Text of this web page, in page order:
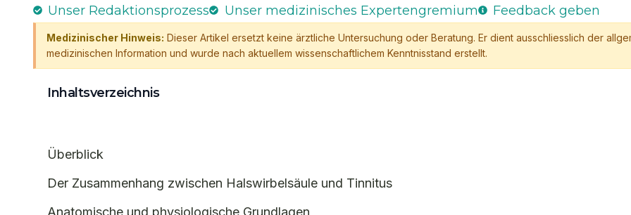
Unser Redaktionsprozess Unser medizinisches Expertengremium Feedback geben
Medizinischer Hinweis: Dieser Artikel ersetzt keine ärztliche Untersuchung oder Beratung. Er dient ausschliesslich der
medizinischen Information und wurde nach aktuellem wissenschaftlichem Kenntnisstand erstellt.
Inhaltsverzeichnis
Überblick
Der Zusammenhang zwischen Halswirbelsäule und Tinnitus
Anatomische und physiologische Grundlagen